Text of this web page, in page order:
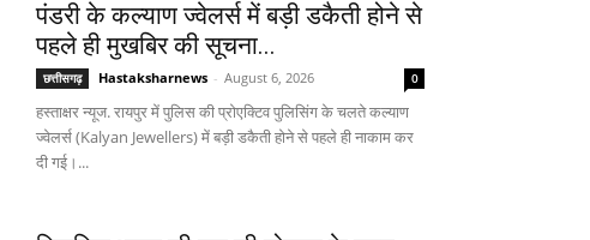
पंडरी के कल्याण ज्वेलर्स में बड़ी डकैती होने से
पहले ही मुखबिर की सूचना...
छत्तीसगढ़ Hastaksharnews - August 6, 2026 0
हस्ताक्षर न्यूज. रायपुर में पुलिस की प्रोएक्टिव पुलिसिंग के चलते कल्याण
ज्वेलर्स (Kalyan Jewellers) में बड़ी डकैती होने से पहले ही नाकाम कर
दी गई।...